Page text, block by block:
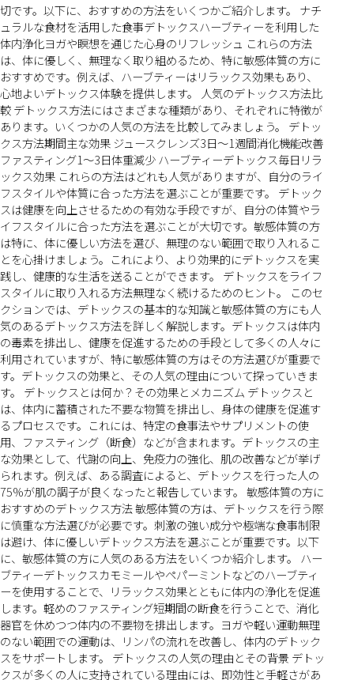
切です。以下に、おすすめの方法をいくつかご紹介します。 ナチ
ュラルな食材を活用した食事デトックスハーブティーを利用した
体内浄化ヨガや瞑想を通じた心身のリフレッシュ これらの方法
は、体に優しく、無理なく取り組めるため、特に敏感体質の方に
おすすめです。例えば、ハーブティーはリラックス効果もあり、
心地よいデトックス体験を提供します。 人気のデトックス方法比
較 デトックス方法にはさまざまな種類があり、それぞれに特徴が
あります。いくつかの人気の方法を比較してみましょう。 デトッ
クス方法期間主な効果 ジュースクレンズ3日〜1週間消化機能改善
ファスティング1〜3日体重減少 ハーブティーデトックス毎日リラ
ックス効果 これらの方法はどれも人気がありますが、自分のライ
フスタイルや体質に合った方法を選ぶことが重要です。 デトック
スは健康を向上させるための有効な手段ですが、自分の体質やラ
イフスタイルに合った方法を選ぶことが大切です。敏感体質の方
は特に、体に優しい方法を選び、無理のない範囲で取り入れるこ
とを心掛けましょう。これにより、より効果的にデトックスを実
践し、健康的な生活を送ることができます。 デトックスをライフ
スタイルに取り入れる方法無理なく続けるためのヒント。 このセ
クションでは、デトックスの基本的な知識と敏感体質の方にも人
気のあるデトックス方法を詳しく解説します。デトックスは体内
の毒素を排出し、健康を促進するための手段として多くの人々に
利用されていますが、特に敏感体質の方はその方法選びが重要で
す。デトックスの効果と、その人気の理由について探っていきま
す。 デトックスとは何か？その効果とメカニズム デトックスと
は、体内に蓄積された不要な物質を排出し、身体の健康を促進す
るプロセスです。これには、特定の食事法やサプリメントの使
用、ファスティング（断食）などが含まれます。デトックスの主
な効果として、代謝の向上、免疫力の強化、肌の改善などが挙げ
られます。例えば、ある調査によると、デトックスを行った人の
75%が肌の調子が良くなったと報告しています。 敏感体質の方に
おすすめのデトックス方法 敏感体質の方は、デトックスを行う際
に慎重な方法選びが必要です。刺激の強い成分や極端な食事制限
は避け、体に優しいデトックス方法を選ぶことが重要です。以下
に、敏感体質の方に人気のある方法をいくつか紹介します。 ハー
ブティーデトックスカモミールやペパーミントなどのハーブティ
ーを使用することで、リラックス効果とともに体内の浄化を促進
します。軽めのファスティング短期間の断食を行うことで、消化
器官を休めつつ体内の不要物を排出します。ヨガや軽い運動無理
のない範囲での運動は、リンパの流れを改善し、体内のデトック
スをサポートします。 デトックスの人気の理由とその背景 デトッ
クスが多くの人に支持されている理由には、即効性と手軽さがあ